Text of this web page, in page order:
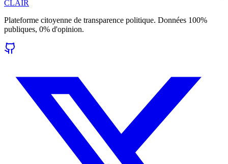
CLAIR
Plateforme citoyenne de transparence politique. Données 100%
publiques, 0% d'opinion.